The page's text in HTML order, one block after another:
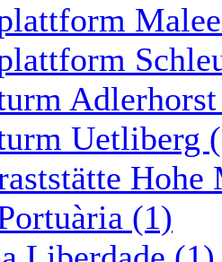
Uetliberg
Hohe
(1)